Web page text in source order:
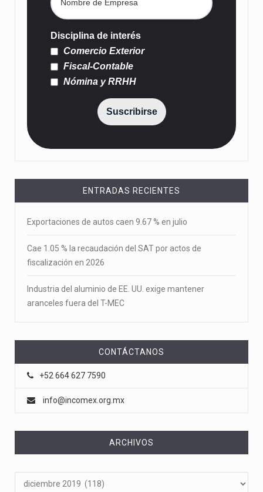
Disciplina de interés
Comercio Exterior
Fiscal-Contable
Nómina y RRHH
Suscribirse
ENTRADAS RECIENTES
Exportaciones de autos caen 9.67 % en julio
Cae 1.05 % la recaudación del SAT por actos de
fiscalización en 2026
Industria del aluminio de EE. UU. exige mantener
aranceles fuera del T-MEC
CONTÁCTANOS
+52 664 627 7590
info@incomex.org.mx
ARCHIVOS